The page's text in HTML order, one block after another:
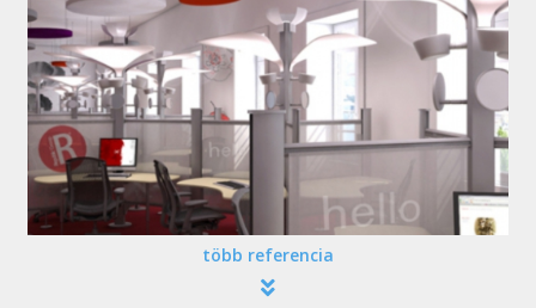
több referencia